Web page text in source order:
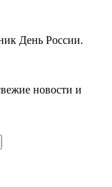
День России.
новости и